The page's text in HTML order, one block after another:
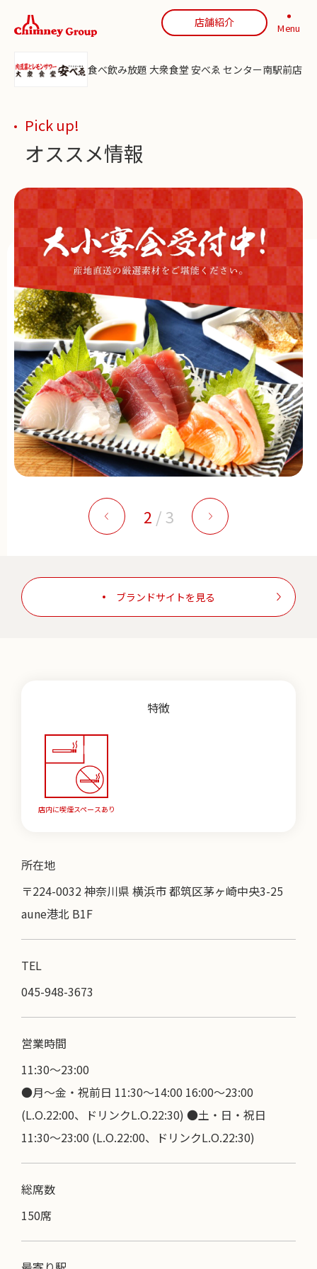
店舗紹介 Menu
食べ飲み放題 大衆食堂 安べゑ センター南駅前店
Pick up!
オススメ情報
2 /3
ブランドサイトを見る
特徴
店内に喫煙スペースあり
所在地
〒224-0032 神奈川県 横浜市 都筑区茅ヶ崎中央3-25
aune港北 B1F
TEL
045-948-3673
営業時間
11:30〜23:00
●月～金・祝前日 11:30～14:00 16:00～23:00
(L.O.22:00、ドリンクL.O.22:30) ●土・日・祝日
11:30～23:00 (L.O.22:00、ドリンクL.O.22:30)
総席数
150席